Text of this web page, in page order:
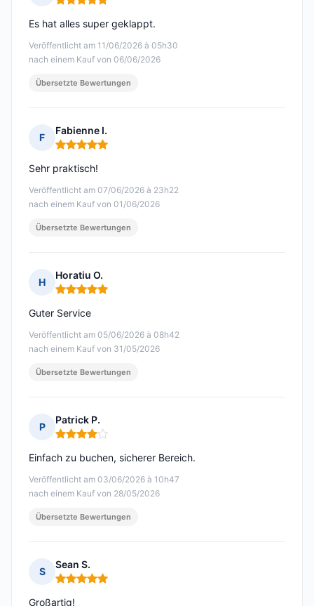
Hinweis: 5 von 5
Veröffentlicht am 11/06/2026 à 05h30
nach einem Kauf von 06/06/2026
Es hat alles super geklappt.
Übersetzte Bewertungen
F
Fabienne I.
Hinweis: 5 von 5
Veröffentlicht am 07/06/2026 à 23h22
nach einem Kauf von 01/06/2026
Sehr praktisch!
Übersetzte Bewertungen
H
Horatiu O.
Hinweis: 5 von 5
Veröffentlicht am 05/06/2026 à 08h42
nach einem Kauf von 31/05/2026
Guter Service
Übersetzte Bewertungen
P
Patrick P.
Hinweis: 4 von 5
Veröffentlicht am 03/06/2026 à 10h47
nach einem Kauf von 28/05/2026
Einfach zu buchen, sicherer Bereich.
Übersetzte Bewertungen
S
Sean S.
Hinweis: 5 von 5
Großartig!